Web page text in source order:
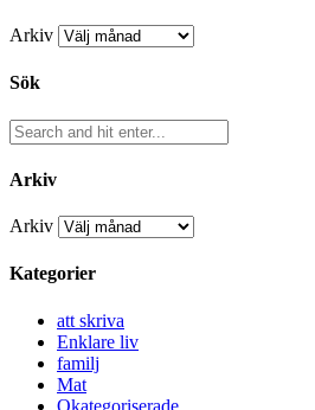
Arkiv
Sök
Arkiv
Arkiv
Kategorier
att skriva
Enklare liv
familj
Mat
Okategoriserade